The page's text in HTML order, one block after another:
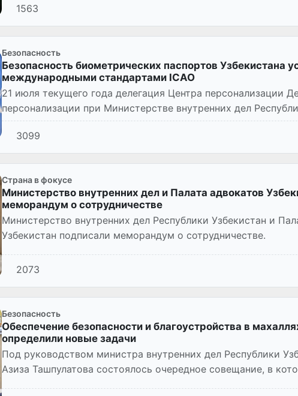
1563
Безопасность
Безопасность биометрических паспортов Узбекистана
международными стандартами ICAO
21 июля текущего года делегация Центра персонализации
персонализации при Министерстве внутренних дел
штаб-квартиру Международ...
3099
Страна в фокусе
Министерство внутренних дел и Палата адвокатов
меморандум о сотрудничестве
Министерство внутренних дел Республики Узбекистан и
Узбекистан подписали меморандум о сотрудничестве.
2073
Безопасность
Обеспечение безопасности и благоустройства в
определили новые задачи
Под руководством министра внутренних дел Республики
Азиза Ташпулатова состоялось очередное совещание, в